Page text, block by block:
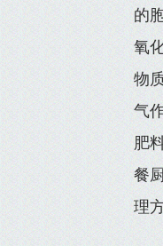
的
氧
物
气
肥
餐
理